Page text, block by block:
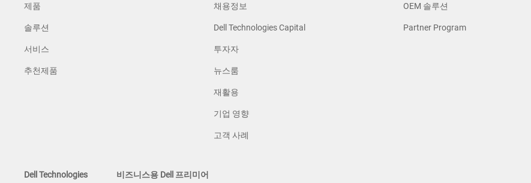
제품
솔루션
서비스
추천제품
채용정보
Dell Technologies Capital
투자자
뉴스룸
재활용
기업 영향
고객 사례
OEM 솔루션
Partner Program
Dell Technologies 비즈니스용 Dell 프리미어